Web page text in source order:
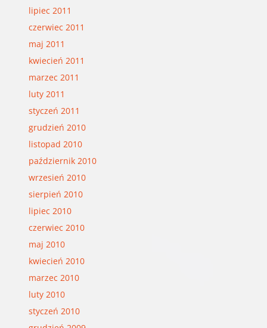
lipiec 2011
czerwiec 2011
maj 2011
kwiecień 2011
marzec 2011
luty 2011
styczeń 2011
grudzień 2010
listopad 2010
październik 2010
wrzesień 2010
sierpień 2010
lipiec 2010
czerwiec 2010
maj 2010
kwiecień 2010
marzec 2010
luty 2010
styczeń 2010